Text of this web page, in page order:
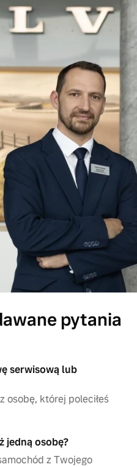
pytania
serwisową lub
osobę, której poleciłeś
jedną osobę?
z Twojego